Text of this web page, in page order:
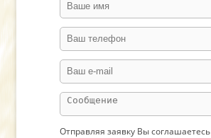
Отправляя заявку Вы соглашаетесь